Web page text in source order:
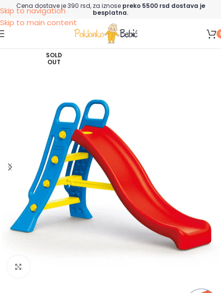
Skip to navigation
Skip to main content
Cena dostave je 390 rsd, za iznose preko 5500 rsd dostava je
besplatna.
SOLD
OUT